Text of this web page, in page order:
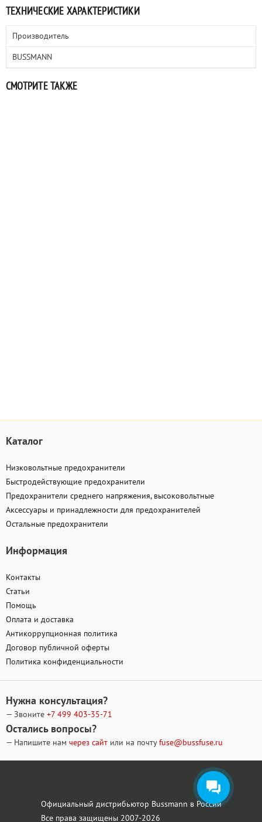
ТЕХНИЧЕСКИЕ ХАРАКТЕРИСТИКИ
Производитель
BUSSMANN
СМОТРИТЕ ТАКЖЕ
Каталог
Низковольтные предохранители
Быстродействующие предохранители
Предохранители среднего напряжения, высоковольтные
Аксессуары и принадлежности для предохранителей
Остальные предохранители
Информация
Контакты
Статьи
Помощь
Оплата и доставка
Антикоррупционная политика
Договор публичной оферты
Политика конфиденциальности
Нужна консультация?
— Звоните +7 499 403-35-71
Остались вопросы?
— Напишите нам через сайт или на почтуfuse@bussfuse.ru
Официальный дистрибьютор Bussmann в России
Все права защищены 2007-2026